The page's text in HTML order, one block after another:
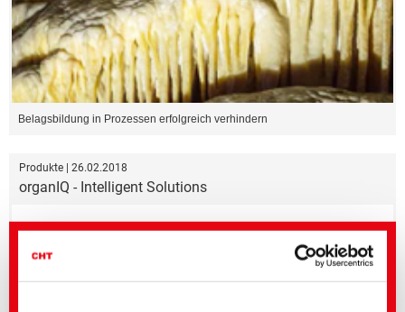
Belagsbildung in Prozessen erfolgreich verhindern
Produkte | 26.02.2018
organIQ - Intelligent Solutions